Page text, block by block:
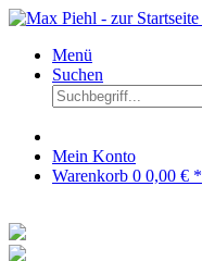
Menü
Suchen
Mein Konto
Warenkorb 0 0,00 € *